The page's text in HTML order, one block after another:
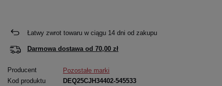
Łatwy zwrot towaru w ciągu 14 dni od zakupu
Darmowa dostawa od 70,00 zł
Producent
Pozostałe marki
Kod produktu
DEQ25CJH34402-545533